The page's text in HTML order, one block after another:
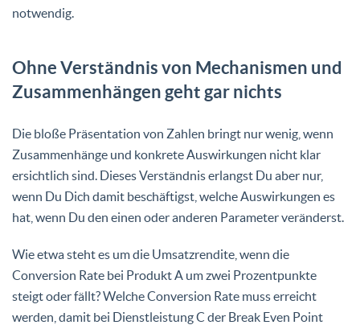
notwendig.
Ohne Verständnis von Mechanismen und
Zusammenhängen geht gar nichts
Die bloße Präsentation von Zahlen bringt nur wenig, wenn
Zusammenhänge und konkrete Auswirkungen nicht klar
ersichtlich sind. Dieses Verständnis erlangst Du aber nur,
wenn Du Dich damit beschäftigst, welche Auswirkungen es
hat, wenn Du den einen oder anderen Parameter veränderst.
Wie etwa steht es um die Umsatzrendite, wenn die
Conversion Rate bei Produkt A um zwei Prozentpunkte
steigt oder fällt? Welche Conversion Rate muss erreicht
werden, damit bei Dienstleistung C der Break Even Point